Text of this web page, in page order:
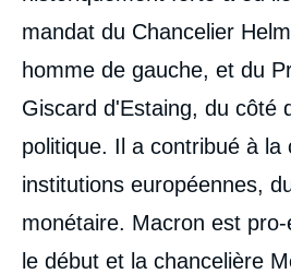
mandat du Chancelier
homme de gauche, et du
Giscard d'Estaing, du côté
politique. Il a contribué à la
institutions européennes,
monétaire. Macron est
le début et la chancelière